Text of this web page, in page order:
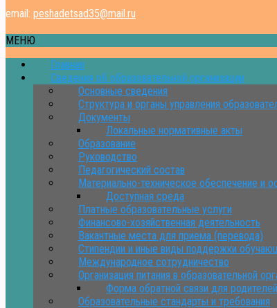
email: peshadetsad35@mail.ru
МЕНЮ
Главная
Сведения об образовательной организации
Основные сведения
Структура и органы управления
Документы
Локальные нормативные акты
Образование
Руководство
Педагогический состав
Материально-техническое обеспечение и
Доступная среда
Платные образовательные услуги
Финансово-хозяйственная деятельность
Вакантные места для приема (перевода)
Стипендии и иные виды поддержки
Международное сотрудничество
Организация питания в образовательной
Форма обратной связи для
Образовательные стандарты и требования